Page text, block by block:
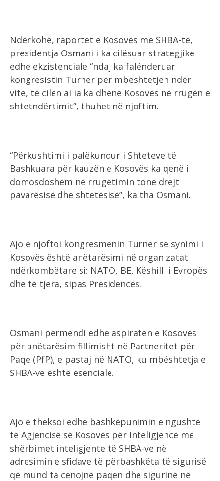
Ndërkohë, raportet e Kosovës me SHBA-të,
presidentja Osmani i ka cilësuar strategjike
edhe ekzistenciale “ndaj ka falënderuar
kongresistin Turner për mbështetjen ndër
vite, të cilën ai ia ka dhënë Kosovës në rrugën e
shtetndërtimit”, thuhet në njoftim.
“Përkushtimi i palëkundur i Shteteve të
Bashkuara për kauzën e Kosovës ka qenë i
domosdoshëm në rrugëtimin tonë drejt
pavarësisë dhe shtetësisë”, ka tha Osmani.
Ajo e njoftoi kongresmenin Turner se synimi i
Kosovës është anëtarësimi në organizatat
ndërkombëtare si: NATO, BE, Këshilli i Evropës
dhe të tjera, sipas Presidencës.
Osmani përmendi edhe aspiratën e Kosovës
për anëtarësim fillimisht në Partneritet për
Paqe (PfP), e pastaj në NATO, ku mbështetja e
SHBA-ve është esenciale.
Ajo e theksoi edhe bashkëpunimin e ngushtë
të Agjencisë së Kosovës për Inteligjencë me
shërbimet inteligjente të SHBA-ve në
adresimin e sfidave të përbashkëta të sigurisë
që mund ta cenojnë paqen dhe sigurinë në